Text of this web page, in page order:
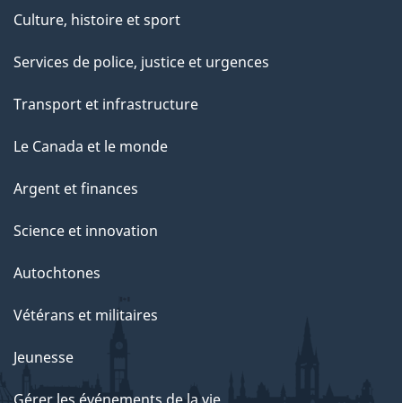
Culture, histoire et sport
Services de police, justice et urgences
Transport et infrastructure
Le Canada et le monde
Argent et finances
Science et innovation
Autochtones
Vétérans et militaires
Jeunesse
Gérer les événements de la vie